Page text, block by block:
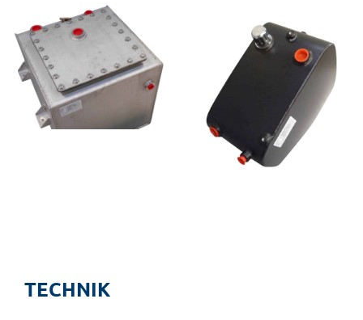
TECHNIK